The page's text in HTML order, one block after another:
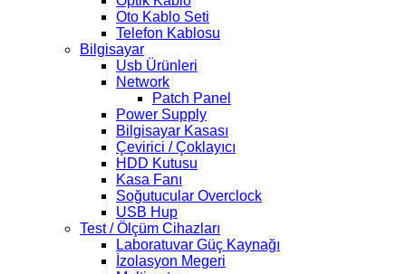
Oto Kablo Seti
Telefon Kablosu
Bilgisayar
Usb Ürünleri
Network
Patch Panel
Power Supply
Bilgisayar Kasası
Çevirici / Çoklayıcı
HDD Kutusu
Kasa Fanı
Soğutucular Overclock
USB Hup
Test / Ölçüm Cihazları
Laboratuvar Güç Kaynağı
İzolasyon Megeri